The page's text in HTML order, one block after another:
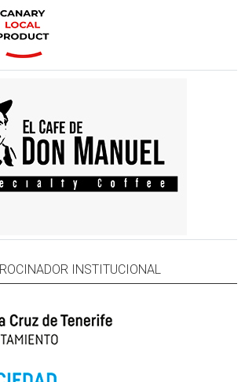
INSTITUCIONAL